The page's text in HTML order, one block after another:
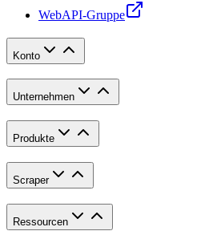
WebAPI-Gruppe
Konto
Unternehmen
Produkte
Scraper
Ressourcen